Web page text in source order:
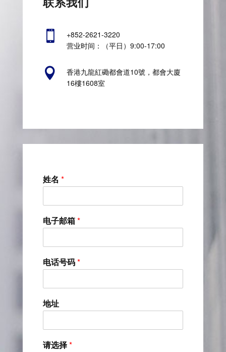
联系我们

+852-2621-3220
营业时间：（平日）9:00-17:00

香港九龍紅磡都會道10號，都會大廈
16樓1608室
姓名 *
电子邮箱*
电话号码*
地址
请选择*